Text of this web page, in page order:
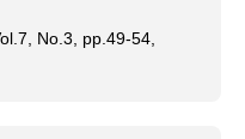
No.3, pp.49-54,